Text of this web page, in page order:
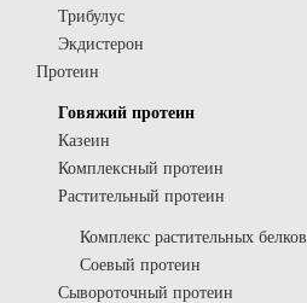
Трибулус
Экдистерон
Протеин
Говяжий протеин
Казеин
Комплексный протеин
Растительный протеин
Комплекс растительных белков
Соевый протеин
Сывороточный протеин